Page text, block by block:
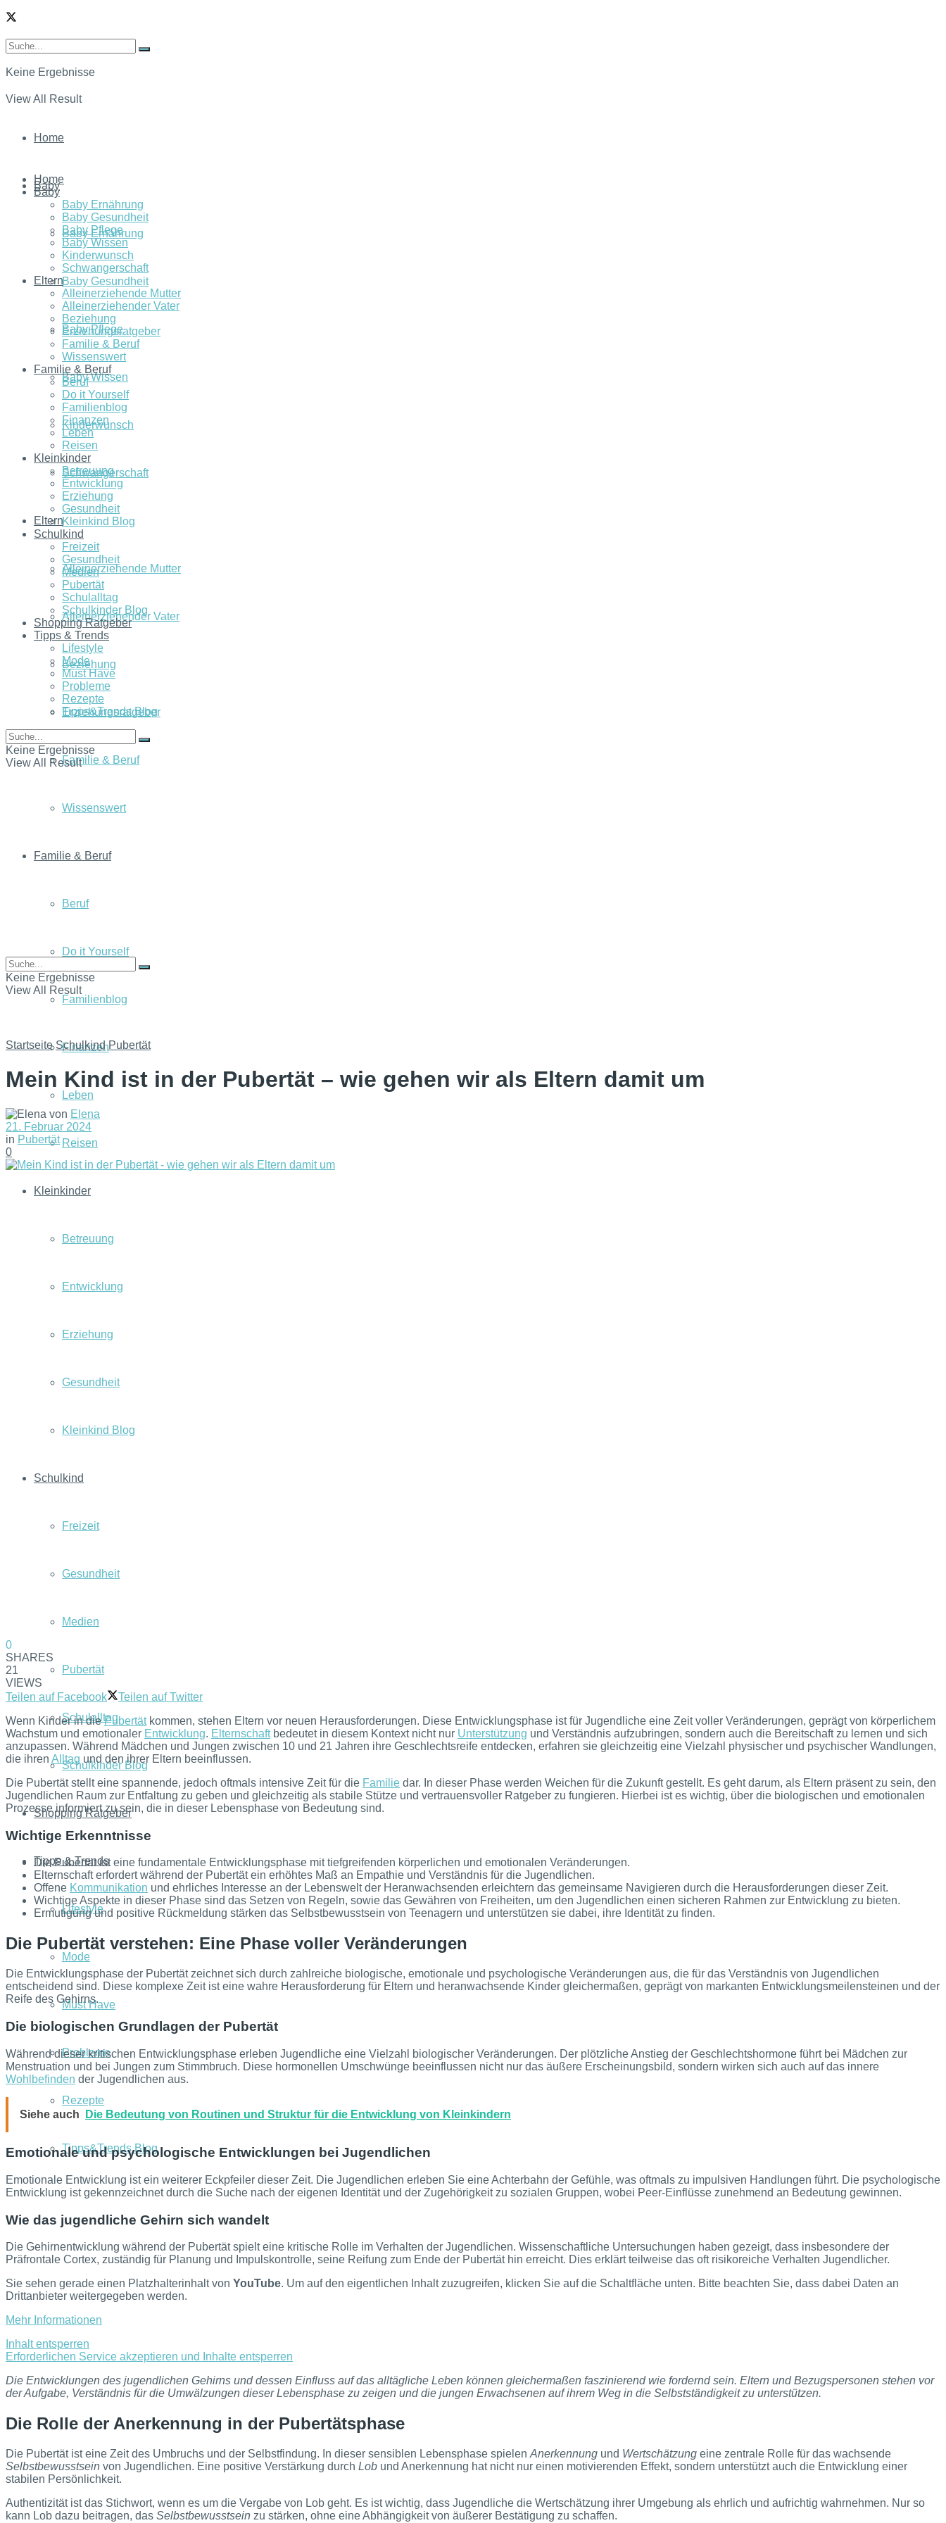
Keine Ergebnisse
View All Result
Home
Baby
Baby Ernährung
Baby Gesundheit
Baby Pflege
Baby Wissen
Kinderwunsch
Schwangerschaft
Eltern
Alleinerziehende Mutter
Alleinerziehender Vater
Beziehung
Erziehungsratgeber
Familie & Beruf
Wissenswert
Familie & Beruf
Beruf
Do it Yourself
Familienblog
Finanzen
Leben
Reisen
Kleinkinder
Betreuung
Entwicklung
Erziehung
Gesundheit
Kleinkind Blog
Schulkind
Freizeit
Gesundheit
Medien
Pubertät
Schulalltag
Schulkinder Blog
Shopping Ratgeber
Tipps & Trends
Lifestyle
Mode
Must Have
Probleme
Rezepte
Tipps&Trends Blog
Home
Baby
Baby Ernährung
Baby Gesundheit
Baby Pflege
Baby Wissen
Kinderwunsch
Schwangerschaft
Eltern
Alleinerziehende Mutter
Alleinerziehender Vater
Beziehung
Erziehungsratgeber
Familie & Beruf
Wissenswert
Familie & Beruf
Beruf
Do it Yourself
Familienblog
Finanzen
Leben
Reisen
Kleinkinder
Betreuung
Entwicklung
Erziehung
Gesundheit
Kleinkind Blog
Schulkind
Freizeit
Gesundheit
Medien
Pubertät
Schulalltag
Schulkinder Blog
Shopping Ratgeber
Tipps & Trends
Lifestyle
Mode
Must Have
Probleme
Rezepte
Tipps&Trends Blog
Keine Ergebnisse
View All Result
Keine Ergebnisse
View All Result
Startseite Schulkind Pubertät
Mein Kind ist in der Pubertät – wie gehen wir als Eltern damit um
von Elena
21. Februar 2024
in Pubertät
0
0
SHARES
21
VIEWS
Teilen auf Facebook
Teilen auf Twitter
Wenn Kinder in diePubertätkommen, stehen Eltern vor neuen Herausforderungen. Diese Entwicklungsphase ist für Jugendliche eine Zeit voller Veränderungen, geprägt von körperlichem
Wachstum und emotionaler Entwicklung. Elternschaftbedeutet in diesem Kontext nicht nur Unterstützung und Verständnis aufzubringen, sondern auch die Bereitschaft zu lernen und sich
anzupassen. Während Mädchen und Jungen zwischen 10 und 21 Jahren ihre Geschlechtsreife entdecken, erfahren sie gleichzeitig eine Vielzahl physischer und psychischer Wandlungen,
die ihren Alltag und den ihrer Eltern beeinflussen.
Die Pubertät stellt eine spannende, jedoch oftmals intensive Zeit für die Familie dar. In dieser Phase werden Weichen für die Zukunft gestellt. Es geht darum, als Eltern präsent zu sein, den
Jugendlichen Raum zur Entfaltung zu geben und gleichzeitig als stabile Stütze und vertrauensvoller Ratgeber zu fungieren. Hierbei ist es wichtig, über die biologischen und emotionalen
Prozesse informiert zu sein, die in dieser Lebensphase von Bedeutung sind.
Wichtige Erkenntnisse
Die Pubertät ist eine fundamentale Entwicklungsphase mit tiefgreifenden körperlichen und emotionalen Veränderungen.
Elternschaft erfordert während der Pubertät ein erhöhtes Maß an Empathie und Verständnis für die Jugendlichen.
Offene Kommunikation und ehrliches Interesse an der Lebenswelt der Heranwachsenden erleichtern das gemeinsame Navigieren durch die Herausforderungen dieser Zeit.
Wichtige Aspekte in dieser Phase sind das Setzen von Regeln, sowie das Gewähren von Freiheiten, um den Jugendlichen einen sicheren Rahmen zur Entwicklung zu bieten.
Ermutigung und positive Rückmeldung stärken das Selbstbewusstsein von Teenagern und unterstützen sie dabei, ihre Identität zu finden.
Die Pubertät verstehen: Eine Phase voller Veränderungen
Die Entwicklungsphase der Pubertät zeichnet sich durch zahlreiche biologische, emotionale und psychologische Veränderungen aus, die für das Verständnis von Jugendlichen
entscheidend sind. Diese komplexe Zeit ist eine wahre Herausforderung für Eltern und heranwachsende Kinder gleichermaßen, geprägt von markanten Entwicklungsmeilensteinen und der
Reife des Gehirns.
Die biologischen Grundlagen der Pubertät
Während dieser kritischen Entwicklungsphase erleben Jugendliche eine Vielzahl biologischer Veränderungen. Der plötzliche Anstieg der Geschlechtshormone führt bei Mädchen zur
Menstruation und bei Jungen zum Stimmbruch. Diese hormonellen Umschwünge beeinflussen nicht nur das äußere Erscheinungsbild, sondern wirken sich auch auf das innere
Wohlbefinden der Jugendlichen aus.
Siehe auch Die Bedeutung von Routinen und Struktur für die Entwicklung von Kleinkindern
Emotionale und psychologische Entwicklungen bei Jugendlichen
Emotionale Entwicklung ist ein weiterer Eckpfeiler dieser Zeit. Die Jugendlichen erleben Sie eine Achterbahn der Gefühle, was oftmals zu impulsiven Handlungen führt. Die psychologische
Entwicklung ist gekennzeichnet durch die Suche nach der eigenen Identität und der Zugehörigkeit zu sozialen Gruppen, wobei Peer-Einflüsse zunehmend an Bedeutung gewinnen.
Wie das jugendliche Gehirn sich wandelt
Die Gehirnentwicklung während der Pubertät spielt eine kritische Rolle im Verhalten der Jugendlichen. Wissenschaftliche Untersuchungen haben gezeigt, dass insbesondere der
Präfrontale Cortex, zuständig für Planung und Impulskontrolle, seine Reifung zum Ende der Pubertät hin erreicht. Dies erklärt teilweise das oft risikoreiche Verhalten Jugendlicher.
Sie sehen gerade einen Platzhalterinhalt von YouTube. Um auf den eigentlichen Inhalt zuzugreifen, klicken Sie auf die Schaltfläche unten. Bitte beachten Sie, dass dabei Daten an
Drittanbieter weitergegeben werden.
Mehr Informationen
Inhalt entsperren
Erforderlichen Service akzeptieren und Inhalte entsperren
Die Entwicklungen des jugendlichen Gehirns und dessen Einfluss auf das alltägliche Leben können gleichermaßen faszinierend wie fordernd sein. Eltern und Bezugspersonen stehen vor
der Aufgabe, Verständnis für die Umwälzungen dieser Lebensphase zu zeigen und die jungen Erwachsenen auf ihrem Weg in die Selbstständigkeit zu unterstützen.
Die Rolle der Anerkennung in der Pubertätsphase
Die Pubertät ist eine Zeit des Umbruchs und der Selbstfindung. In dieser sensiblen Lebensphase spielen Anerkennung und Wertschätzung eine zentrale Rolle für das wachsende
Selbstbewusstsein von Jugendlichen. Eine positive Verstärkung durch Lob und Anerkennung hat nicht nur einen motivierenden Effekt, sondern unterstützt auch die Entwicklung einer
stabilen Persönlichkeit.
Authentizität ist das Stichwort, wenn es um die Vergabe von Lob geht. Es ist wichtig, dass Jugendliche die Wertschätzung ihrer Umgebung als ehrlich und aufrichtig wahrnehmen. Nur so
kann Lob dazu beitragen, das Selbstbewusstsein zu stärken, ohne eine Abhängigkeit von äußerer Bestätigung zu schaffen.